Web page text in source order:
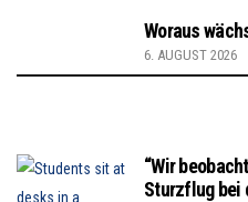
Woraus
6. AUGUST 2026
“Wir
Sturzflug bei